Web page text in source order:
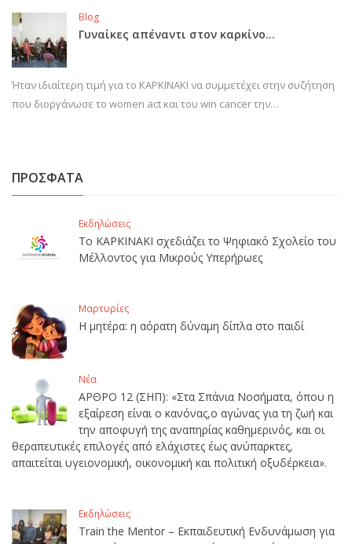
Blog
Γυναίκες απέναντι στον καρκίνο…
Ήταν ιδιαίτερη τιμή για το ΚΑΡΚΙΝΑΚΙ να συμμετέχει στην συζήτηση
που διοργάνωσε το women act και του win cancer την…
ΠΡΟΣΦΑΤΑ
Εκδηλώσεις
Το ΚΑΡΚΙΝΑΚΙ σχεδιάζει το Ψηφιακό Σχολείο του
Μέλλοντος για Μικρούς Υπερήρωες
Μαρτυρίες
Η μητέρα: η αόρατη δύναμη δίπλα στο παιδί
Νέα
ΑΡΘΡΟ 12 (ΣΗΠ): «Στα Σπάνια Νοσήματα, όπου η
εξαίρεση είναι ο κανόνας,ο αγώνας για τη ζωή και
την αποφυγή της αναπηρίας καθημερινός, και οι
θεραπευτικές επιλογές από ελάχιστες έως ανύπαρκτες,
απαιτείται υγειονομική, οικονομική και πολιτική οξυδέρκεια».
Εκδηλώσεις
Train the Mentor – Εκπαιδευτική Ενδυνάμωση για